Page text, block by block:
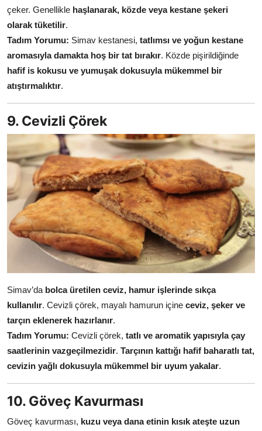
çeker. Genellikle haşlanarak, közde veya kestane şekeri
olarak tüketilir.
Tadım Yorumu: Simav kestanesi, tatlımsı ve yoğun kestane
aromasıyla damakta hoş bir tat bırakır. Közde pişirildiğinde
hafif is kokusu ve yumuşak dokusuyla mükemmel bir
atıştırmalıktır.
9. Cevizli Çörek
Simav’da bolca üretilen ceviz, hamur işlerinde sıkça
kullanılır. Cevizli çörek, mayalı hamurun içine ceviz, şeker ve
tarçın eklenerek hazırlanır.
Tadım Yorumu: Cevizli çörek, tatlı ve aromatik yapısıyla çay
saatlerinin vazgeçilmezidir. Tarçının kattığı hafif baharatlı tat,
cevizin yağlı dokusuyla mükemmel bir uyum yakalar.
10. Göveç Kavurması
Göveç kavurması, kuzu veya dana etinin kısık ateşte uzun